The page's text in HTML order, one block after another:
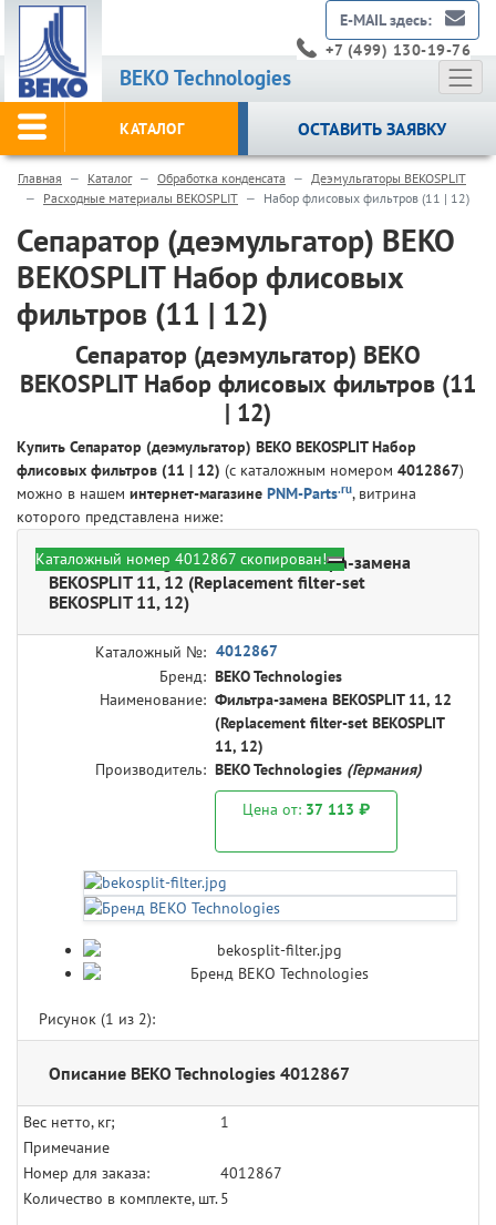
BEKO Technologies
E-MAIL здесь:
+7 (499) 130-19-76
КАТАЛОГ ОСТАВИТЬ ЗАЯВКУ
Главная Каталог Обработка конденсата
Деэмульгаторы BEKOSPLIT
Расходные материалы BEKOSPLIT
Набор флисовых фильтров (11 | 12)
Сепаратор (деэмульгатор) BEKO
BEKOSPLIT Набор флисовых
фильтров (11 | 12)
Сепаратор (деэмульгатор) BEKO
BEKOSPLIT Набор флисовых фильтров (11
| 12)
Купить Сепаратор (деэмульгатор) BEKO BEKOSPLIT Набор
флисовых фильтров (11 | 12) (с каталожным номером 4012867)
можно в нашем интернет-магазине PNM-Parts.ru, витрина
которого представлена ниже:
BEKO Technologies 4012867 - Фильтра-замена
BEKOSPLIT 11, 12 (Replacement filter-set
BEKOSPLIT 11, 12)
Каталожный №: 4012867
Бренд: BEKO Technologies
Наименование: Фильтра-замена BEKOSPLIT 11, 12
(Replacement filter-set BEKOSPLIT
11, 12)
Производитель: BEKO Technologies (Германия)
Цена от: 37 113 ₽
Рисунок (1 из 2):
Каталожный номер 4012867 скопирован!
Описание BEKO Technologies 4012867
Вес нетто, кг;
1
Примечание
Номер для заказа:
4012867
Количество в комплекте, шт.5